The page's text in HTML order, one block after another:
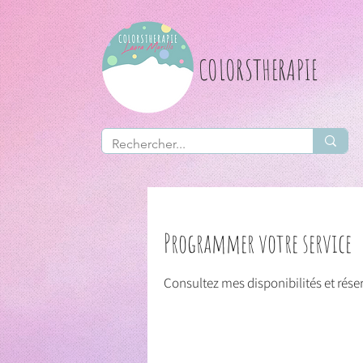
COLORSTHERAPIE
Programmer votre service
Consultez mes disponibilités et